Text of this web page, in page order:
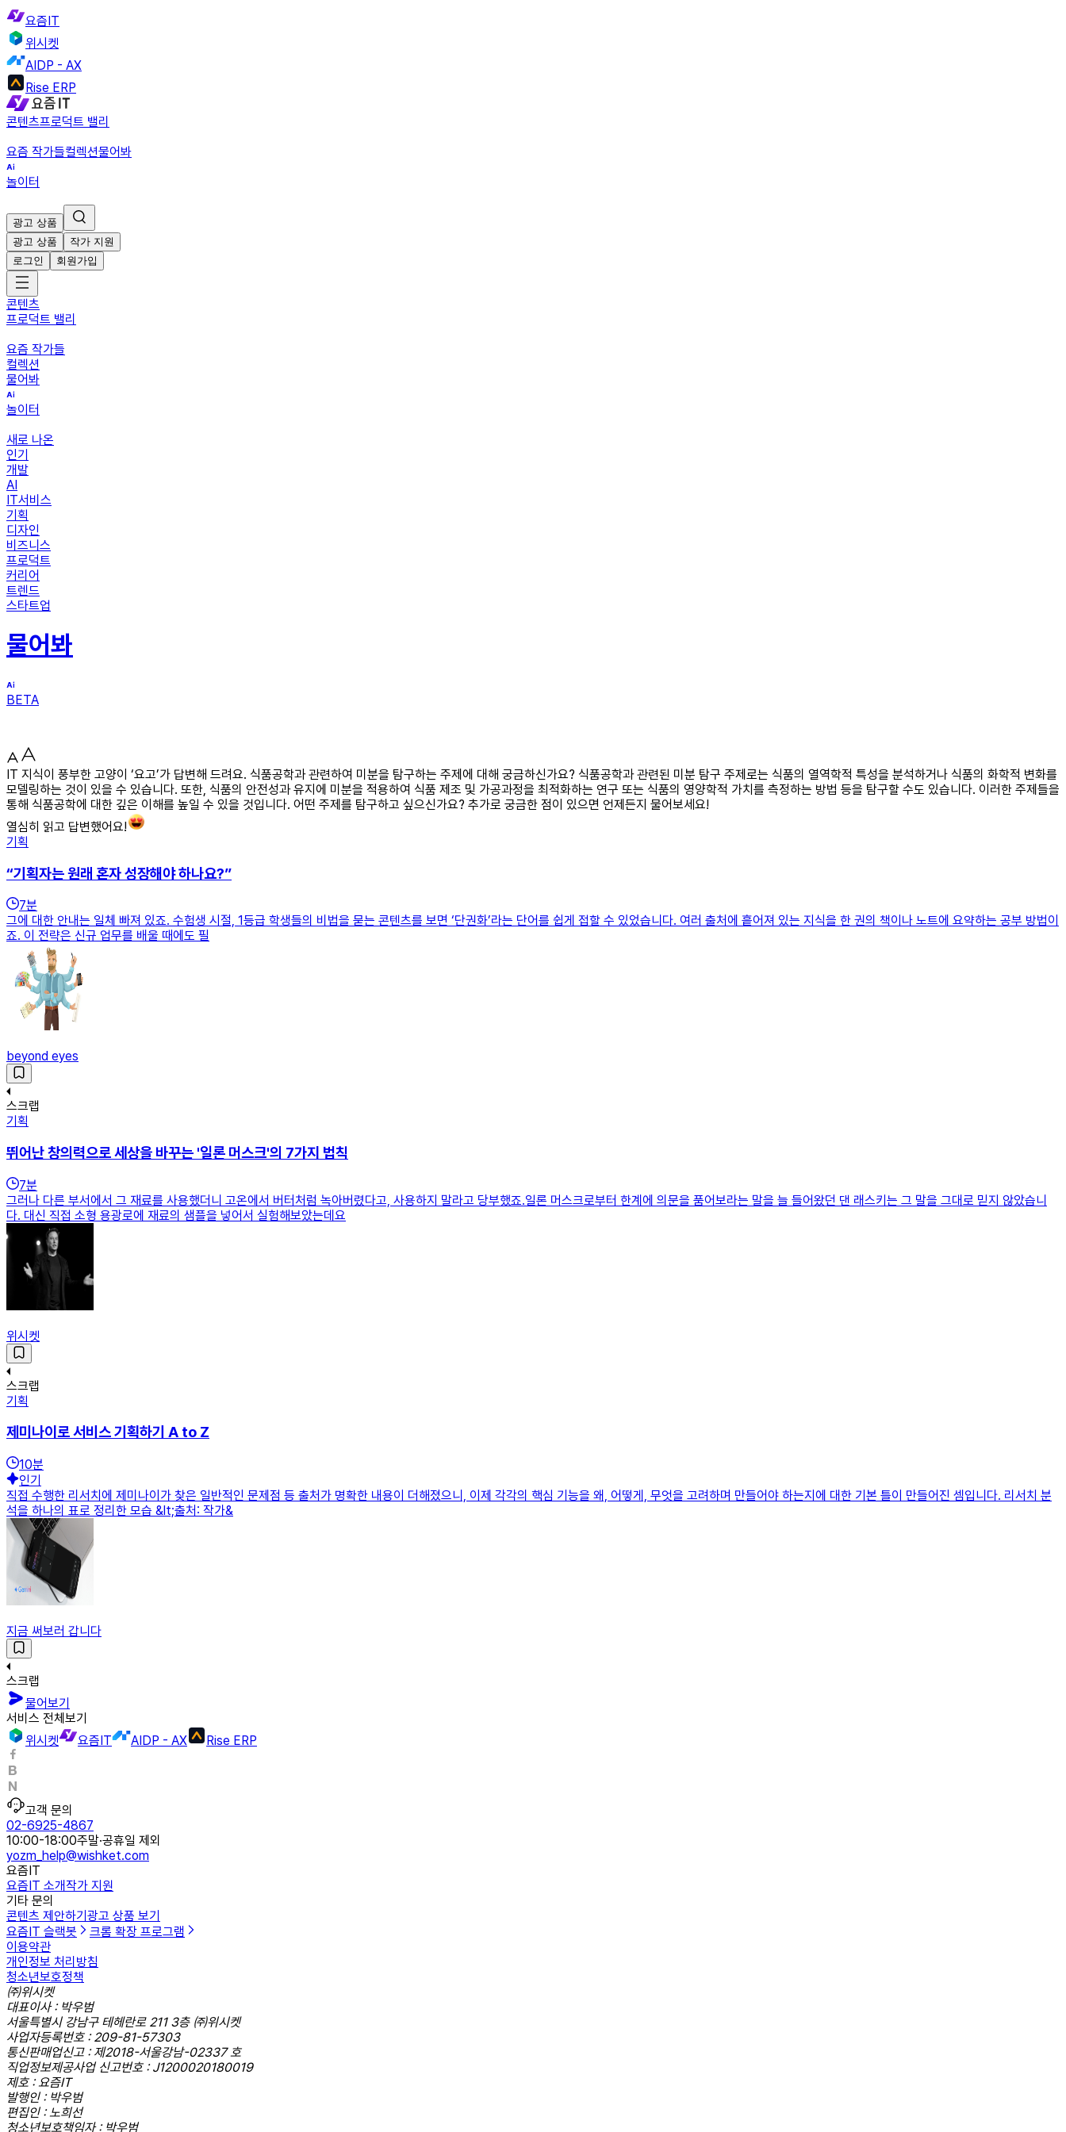
요즘IT
위시켓
AIDP - AX
Rise ERP
콘텐츠프로덕트 밸리
요즘 작가들컬렉션물어봐
놀이터
광고 상품
광고 상품
작가 지원
로그인
회원가입
콘텐츠
프로덕트 밸리
요즘 작가들
컬렉션
물어봐
놀이터
새로 나온
인기
개발
AI
IT서비스
기획
디자인
비즈니스
프로덕트
커리어
트렌드
스타트업
물어봐
BETA
IT 지식이 풍부한 고양이 ‘요고’가 답변해 드려요. 식품공학과 관련하여 미분을 탐구하는 주제에 대해 궁금하신가요? 식품공학과 관련된 미분 탐구 주제로는 식품의 열역학적 특성을 분석하거나 식품의 화학적 변화를
모델링하는 것이 있을 수 있습니다. 또한, 식품의 안전성과 유지에 미분을 적용하여 식품 제조 및 가공과정을 최적화하는 연구 또는 식품의 영양학적 가치를 측정하는 방법 등을 탐구할 수도 있습니다. 이러한 주제들을
통해 식품공학에 대한 깊은 이해를 높일 수 있을 것입니다. 어떤 주제를 탐구하고 싶으신가요? 추가로 궁금한 점이 있으면 언제든지 물어보세요!
열심히 읽고 답변했어요!
기획
“기획자는 원래 혼자 성장해야 하나요?”
7분
그에 대한 안내는 일체 빠져 있죠. 수험생 시절, 1등급 학생들의 비법을 묻는 콘텐츠를 보면 ‘단권화’라는 단어를 쉽게 접할 수 있었습니다. 여러 출처에 흩어져 있는 지식을 한 권의 책이나 노트에 요약하는 공부 방법이
죠. 이 전략은 신규 업무를 배울 때에도 필
beyond eyes
스크랩
기획
뛰어난 창의력으로 세상을 바꾸는 '일론 머스크'의 7가지 법칙
7분
그러나 다른 부서에서 그 재료를 사용했더니 고온에서 버터처럼 녹아버렸다고, 사용하지 말라고 당부했죠.일론 머스크로부터 한계에 의문을 품어보라는 말을 늘 들어왔던 댄 래스키는 그 말을 그대로 믿지 않았습니
다. 대신 직접 소형 용광로에 재료의 샘플을 넣어서 실험해보았는데요
위시켓
스크랩
기획
제미나이로 서비스 기획하기 A to Z
10분
인기
직접 수행한 리서치에 제미나이가 찾은 일반적인 문제점 등 출처가 명확한 내용이 더해졌으니, 이제 각각의 핵심 기능을 왜, 어떻게, 무엇을 고려하며 만들어야 하는지에 대한 기본 틀이 만들어진 셈입니다. 리서치 분
석을 하나의 표로 정리한 모습 &lt;출처: 작가&
지금 써보러 갑니다
스크랩
물어보기
서비스 전체보기
위시켓
요즘IT AIDP - AX Rise ERP
고객 문의
02-6925-4867
10:00-18:00주말·공휴일 제외
yozm_help@wishket.com
요즘IT
요즘IT 소개작가 지원
기타 문의
콘텐츠 제안하기 광고 상품 보기
요즘IT 슬랙봇
크롬 확장 프로그램
이용약관
개인정보 처리방침
청소년보호정책
㈜위시켓
대표이사 : 박우범
서울특별시 강남구 테헤란로 211 3층 ㈜위시켓
사업자등록번호 : 209-81-57303
통신판매업신고 : 제2018-서울강남-02337 호
직업정보제공사업 신고번호 : J1200020180019
제호 : 요즘IT
발행인 : 박우범
편집인 : 노희선
청소년보호책임자 : 박우범